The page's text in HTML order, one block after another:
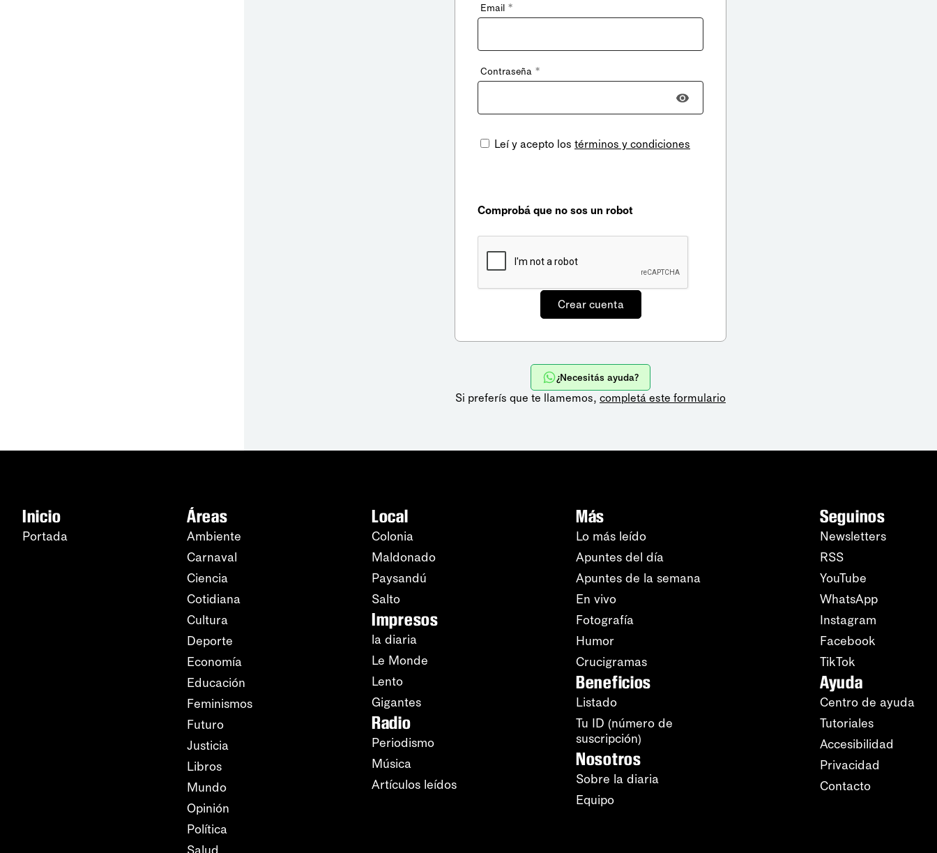
Email *
Contraseña *
Leí y acepto los términos y condiciones
Comprobá que no sos un robot
¿Necesitás ayuda?
Si preferís que te llamemos, completá este formulario
Inicio
Portada
Áreas
Ambiente
Carnaval
Ciencia
Cotidiana
Cultura
Deporte
Economía
Educación
Feminismos
Futuro
Justicia
Libros
Mundo
Opinión
Política
Local
Colonia
Maldonado
Paysandú
Salto
Impresos
la diaria
Le Monde
Lento
Gigantes
Radio
Periodismo
Música
Artículos leídos
Más
Lo más leído
Apuntes del día
Apuntes de la semana
En vivo
Fotografía
Humor
Crucigramas
Beneficios
Listado
Tu ID (número de
suscripción)
Nosotros
Sobre la diaria
Equipo
Seguinos
Newsletters
RSS
YouTube
WhatsApp
Instagram
Facebook
TikTok
Ayuda
Centro de ayuda
Tutoriales
Accesibilidad
Privacidad
Contacto